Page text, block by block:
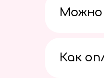
Можно
Как